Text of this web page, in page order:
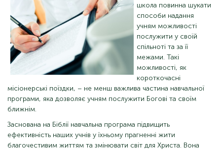
школа повинна шукати
способи надання
учням можливості
послужити у своїй
спільноті та за її
межами. Такі
можливості, як
короткочасні
місіонерські поїздки, – не менш важлива частина навчальної
програми, яка дозволяє учням послужити Богові та своїм
ближнім.
Заснована на Біблії навчальна програма підвищить
ефективність наших учнів у їхньому прагненні жити
благочестивим життям та змінювати світ для Христа. Вона